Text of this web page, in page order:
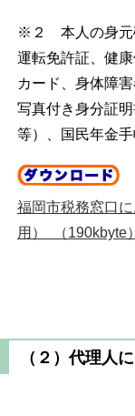
※２ 本人の身元
運転免許証、健
カード、身体障
写真付き身分証
等）、国民年金
福岡市税務窓口
用） （190kbyte
（２）代理人